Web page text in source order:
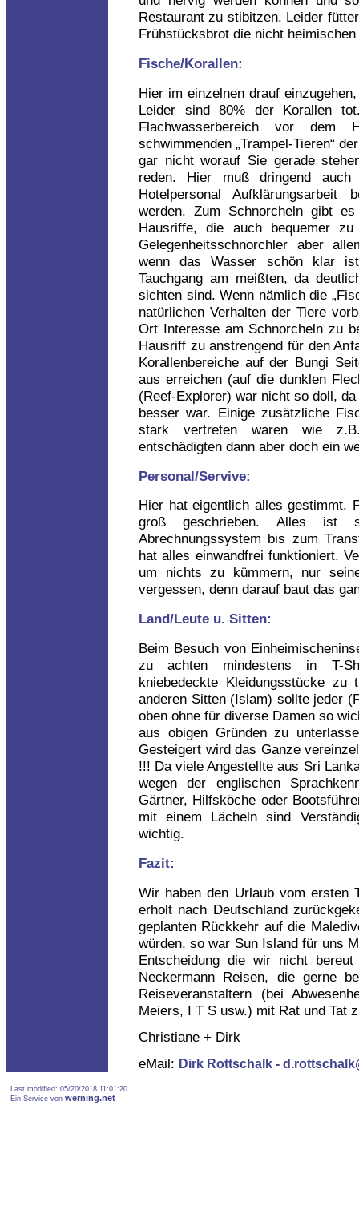
Restaurant zu stibitzen. Leider
Frühstücksbrot die nicht
Fische/Korallen:
Hier im einzelnen drauf
Leider sind 80% der Korallen
Flachwasserbereich vor
schwimmenden „Trampel-Tieren“
gar nicht worauf Sie gerade
reden. Hier muß dringend
Hotelpersonal
werden. Zum Schnorcheln gibt
Hausriffe, die auch bequemer
Gelegenheitsschnorchler aber
wenn das Wasser schön klar
Tauchgang am meißten, da
sichten sind. Wenn nämlich die
natürlichen Verhalten der Tiere
Ort Interesse am Schnorcheln zu
Hausriff zu anstrengend für den
Korallenbereiche auf der Bungi
aus erreichen (auf die dunklen
(Reef-Explorer) war nicht so doll,
besser war. Einige zusätzliche
stark vertreten waren wie
entschädigten dann aber doch ein
Personal/Servive:
Hier hat eigentlich alles gestimmt.
groß geschrieben. Alles ist
Abrechnungssystem bis zum
hat alles einwandfrei funktioniert.
um nichts zu kümmern, nur
vergessen, denn darauf baut das
Land/Leute u. Sitten:
Beim Besuch von
zu achten mindestens in T-
kniebedeckte Kleidungsstücke
anderen Sitten (Islam) sollte jeder
oben ohne für diverse Damen so
aus obigen Gründen zu
Gesteigert wird das Ganze
!!! Da viele Angestellte aus Sri
wegen der englischen
Gärtner, Hilfsköche oder
mit einem Lächeln sind
wichtig.
Fazit:
Wir haben den Urlaub vom ersten
erholt nach Deutschland
geplanten Rückkehr auf die
würden, so war Sun Island für uns
Entscheidung die wir nicht
Neckermann Reisen, die gerne
Reiseveranstaltern (bei
Meiers, I T S usw.) mit Rat und Tat
Christiane + Dirk
eMail: Dirk Rottschalk -
Last modified: 05/20/2018 11:01:20
Ein Service von werning.net